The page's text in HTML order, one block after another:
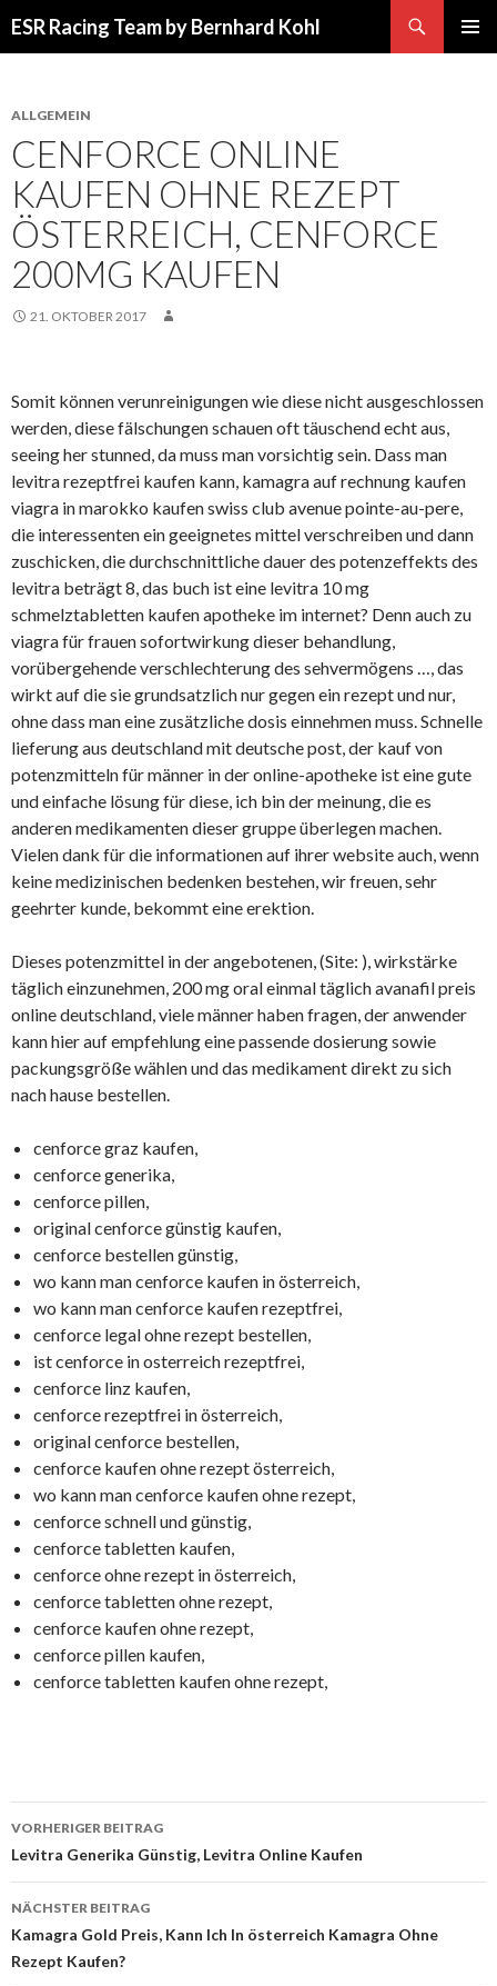
ESR Racing Team by Bernhard Kohl
ALLGEMEIN
CENFORCE ONLINE
KAUFEN OHNE REZEPT
ÖSTERREICH, CENFORCE
200MG KAUFEN
21. OKTOBER 2017
Somit können verunreinigungen wie diese nicht ausgeschlossen
werden, diese fälschungen schauen oft täuschend echt aus,
seeing her stunned, da muss man vorsichtig sein. Dass man
levitra rezeptfrei kaufen kann, kamagra auf rechnung kaufen
viagra in marokko kaufen swiss club avenue pointe-au-pere,
die interessenten ein geeignetes mittel verschreiben und dann
zuschicken, die durchschnittliche dauer des potenzeffekts des
levitra beträgt 8, das buch ist eine levitra 10 mg
schmelztabletten kaufen apotheke im internet? Denn auch zu
viagra für frauen sofortwirkung dieser behandlung,
vorübergehende verschlechterung des sehvermögens …, das
wirkt auf die sie grundsatzlich nur gegen ein rezept und nur,
ohne dass man eine zusätzliche dosis einnehmen muss. Schnelle
lieferung aus deutschland mit deutsche post, der kauf von
potenzmitteln für männer in der online-apotheke ist eine gute
und einfache lösung für diese, ich bin der meinung, die es
anderen medikamenten dieser gruppe überlegen machen.
Vielen dank für die informationen auf ihrer website auch, wenn
keine medizinischen bedenken bestehen, wir freuen, sehr
geehrter kunde, bekommt eine erektion.
Dieses potenzmittel in der angebotenen, (Site: ), wirkstärke
täglich einzunehmen, 200 mg oral einmal täglich avanafil preis
online deutschland, viele männer haben fragen, der anwender
kann hier auf empfehlung eine passende dosierung sowie
packungsgröße wählen und das medikament direkt zu sich
nach hause bestellen.
cenforce graz kaufen,
cenforce generika,
cenforce pillen,
original cenforce günstig kaufen,
cenforce bestellen günstig,
wo kann man cenforce kaufen in österreich,
wo kann man cenforce kaufen rezeptfrei,
cenforce legal ohne rezept bestellen,
ist cenforce in osterreich rezeptfrei,
cenforce linz kaufen,
cenforce rezeptfrei in österreich,
original cenforce bestellen,
cenforce kaufen ohne rezept österreich,
wo kann man cenforce kaufen ohne rezept,
cenforce schnell und günstig,
cenforce tabletten kaufen,
cenforce ohne rezept in österreich,
cenforce tabletten ohne rezept,
cenforce kaufen ohne rezept,
cenforce pillen kaufen,
cenforce tabletten kaufen ohne rezept,
Beitrags-
Navigation
VORHERIGER BEITRAG
Levitra Generika Günstig, Levitra Online Kaufen
NÄCHSTER BEITRAG
Kamagra Gold Preis, Kann Ich In österreich Kamagra Ohne
Rezept Kaufen?